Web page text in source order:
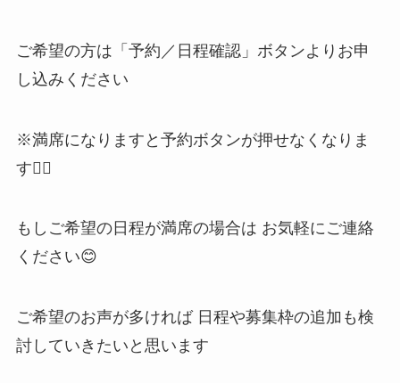
ご希望の方は「予約／日程確認」ボタンよりお申
し込みください
※満席になりますと予約ボタンが押せなくなりま
す🙇‍♀️
もしご希望の日程が満席の場合は お気軽にご連絡
ください😊
ご希望のお声が多ければ 日程や募集枠の追加も検
討していきたいと思います